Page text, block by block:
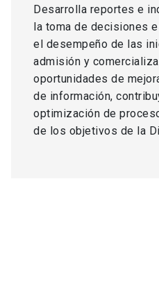
Desarrolla reportes e
la toma de decisiones
el desempeño de las
admisión y
oportunidades de
de información,
optimización de
de los objetivos de la